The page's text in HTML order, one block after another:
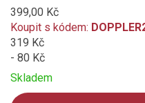
399,00 Kč
Koupit s kódem:
319 Kč
- 80 Kč
Skladem